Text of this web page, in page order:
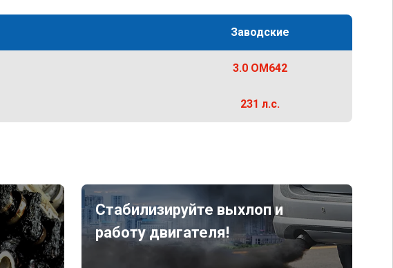
Заводские
3.0 OM642
231 л.с.
Стабилизируйте выхлоп и
работу двигателя!